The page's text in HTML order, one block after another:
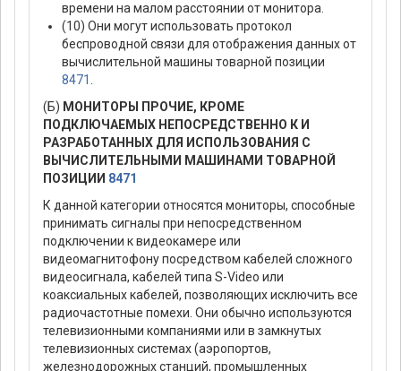
времени на малом расстоянии от монитора.
(10) Они могут использовать протокол
беспроводной связи для отображения данных от
вычислительной машины товарной позиции
8471
(Б) МОНИТОРЫ ПРОЧИЕ, КРОМЕ
ПОДКЛЮЧАЕМЫХ НЕПОСРЕДСТВЕННО К И
РАЗРАБОТАННЫХ ДЛЯ ИСПОЛЬЗОВАНИЯ С
ВЫЧИСЛИТЕЛЬНЫМИ МАШИНАМИ ТОВАРНОЙ
ПОЗИЦИИ 8471
К данной категории относятся мониторы, способные
принимать сигналы при непосредственном
подключении к видеокамере или
видеомагнитофону посредством кабелей сложного
видеосигнала, кабелей типа S-Video или
коаксиальных кабелей, позволяющих исключить все
радиочастотные помехи. Они обычно используются
телевизионными компаниями или в замкнутых
телевизионных системах (аэропортов,
железнодорожных станций, промышленных